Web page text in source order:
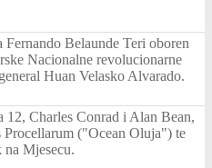
Fernando Belaunde Teri oboren
Nacionalne revolucionarne
Huan Velasko Alvarado.
12, Charles Conrad i Alan Bean,
Procellarum ("Ocean Oluja") te
Mjesecu.